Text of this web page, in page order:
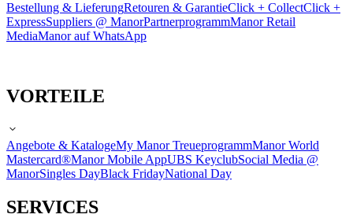
Bestellung & LieferungRetouren & GarantieClick + CollectClick +
ExpressSuppliers @ ManorPartnerprogrammManor Retail
MediaManor auf WhatsApp
VORTEILE
Angebote & KatalogeMy Manor TreueprogrammManor World
Mastercard®Manor Mobile AppUBS KeyclubSocial Media @
ManorSingles DayBlack FridayNational Day
SERVICES